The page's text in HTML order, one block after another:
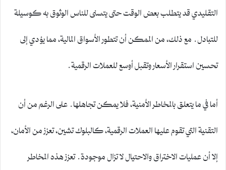
التقليدي قد يتطلب بعض الوقت حتى يتسنى للناس الوثوق به كوسيلة
للتبادل. مع ذلك، من الممكن أن تتطور الأسواق المالية، مما يؤدي إلى
تحسين استقرار الأسعار وتقبل أوسع للعملات الرقمية.
أما في ما يتعلق بالمخاطر الأمنية، فلا يمكن تجاهلها. على الرغم من أن
التقنية التي تقوم عليها العملات الرقمية، كالبلوك تشين، تعزز من الأمان،
إلا أن عمليات الاختراق والاحتيال لا تزال موجودة. تعزز هذه المخاطر